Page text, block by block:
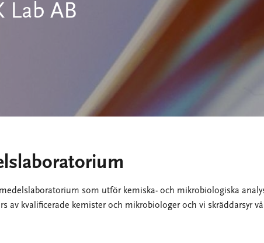
Lab AB
som utför kemiska- och mikrobiologiska
av kvalificerade kemister och mikrobiologer och vi skräddarsyr